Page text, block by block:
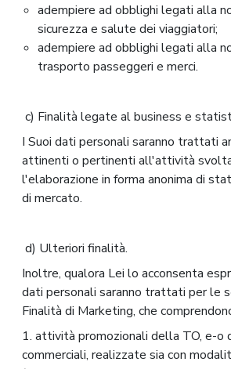
adempiere ad obblighi legati alla
sicurezza e salute dei viaggiatori;
adempiere ad obblighi legati alla
trasporto passeggeri e merci.
c) Finalità legate al business e
I Suoi dati personali saranno trattati
attinenti o pertinenti all'attività
l'elaborazione in forma anonima di
di mercato.
d) Ulteriori finalità.
Inoltre, qualora Lei lo acconsenta
dati personali saranno trattati per le
Finalità di Marketing, che
1. attività promozionali della TO, e-o
commerciali, realizzate sia con